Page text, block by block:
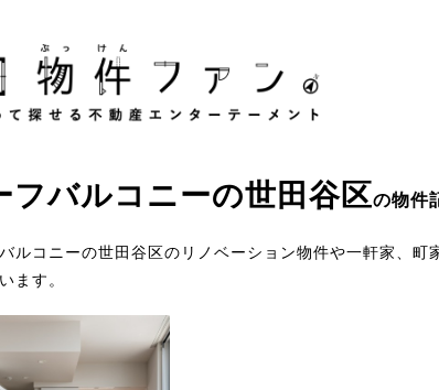
フバルコニーの世田谷区の物件
ルコニーの世田谷区のリノベーション物件や一軒家、町
ます。